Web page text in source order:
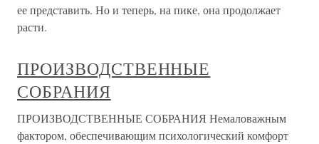
ее представить. Но и теперь, на пике, она продолжает
расти.
ПРОИЗВОДСТВЕННЫЕ
СОБРАНИЯ
ПРОИЗВОДСТВЕННЫЕ СОБРАНИЯ Немаловажным
фактором, обеспечивающим психологический комфорт